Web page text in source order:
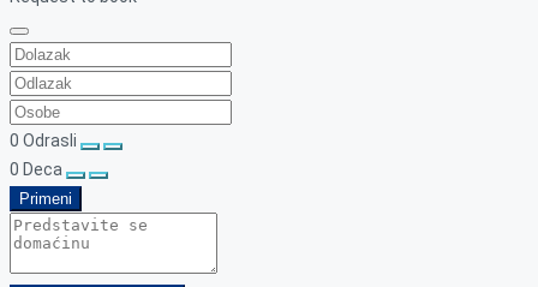
0 Odrasli
0 Deca
Primeni